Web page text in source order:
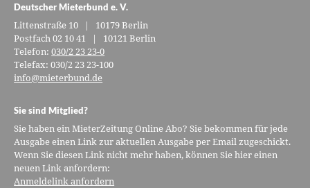
Deutscher Mieterbund e. V.
Littenstraße 10 | 10179 Berlin
Postfach 02 10 41 | 10121 Berlin
Telefon:030/2 23 23-0
Telefax: 030/2 23 23-100
info@mieterbund.de
Sie sind Mitglied?
Sie haben ein MieterZeitung Online Abo? Sie bekommen für jede
Ausgabe einen Link zur aktuellen Ausgabe per Email zugeschickt.
Wenn Sie diesen Link nicht mehr haben, können Sie hier einen
neuen Link anfordern:
Anmeldelink anfordern